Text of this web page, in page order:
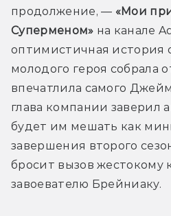
продолжение, — «Мои
Суперменом» на канале
оптимистичная история
молодого героя собрала
впечатлила самого
глава компании заверил
будет им мешать как
завершения второго
бросит вызов жестокому
завоевателю Брейниаку.